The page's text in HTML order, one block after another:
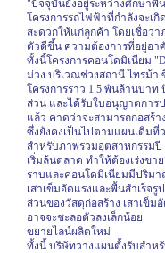
"ปัจจุบันยังอยู่ระหว่างศึกษาพื้
โครงการรถไฟฟ้าที่กำลังจะเ
สะดวกให้แก่ลูกค้า โดยเชื่อว่
ตัวดีขึ้น ความต้องการที่อยู่อา
ทั้งนี้โครงการคอนโดมิเนียม "
ม่วง บริเวณช่วงสถานี ไทรม้า
โครงการราว 1.5 พันล้านบา
ส่วน และได้รับใบอนุญาตการ
แล้ว คาดว่าจะสามารถก่อสร้า
ซึ่งยังคงเป็นไปตามแผนเดิมที่
สำหรับภาพรวมอุตสาหกรรมปี
เริ่มล้นตลาด ทำให้ต้องเร่งขา
ราบและคอนโดมิเนียมมีปริม
เสาเข็มอัดแรงและพื้นสำเร็จ
ส่วนของวัสดุก่อสร้าง เสาเข็ม
อาจจะชะลอตัวลงเล็กน้อย
ขยายไลน์ผลิตใหม่
ทั้งนี้ บริษัทวางแผนตั้งรับสำห